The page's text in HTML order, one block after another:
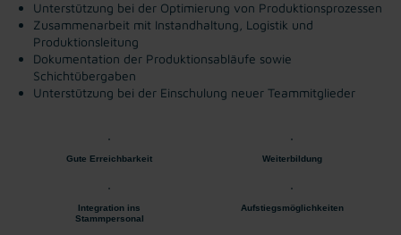
Unterstützung bei der Optimierung von Produktionsprozessen
Zusammenarbeit mit Instandhaltung, Logistik und
Produktionsleitung
Dokumentation der Produktionsabläufe sowie
Schichtübergaben
Unterstützung bei der Einschulung neuer Teammitglieder
Gute Erreichbarkeit Weiterbildung
Integration ins
Stammpersonal
Aufstiegsmöglichkeiten